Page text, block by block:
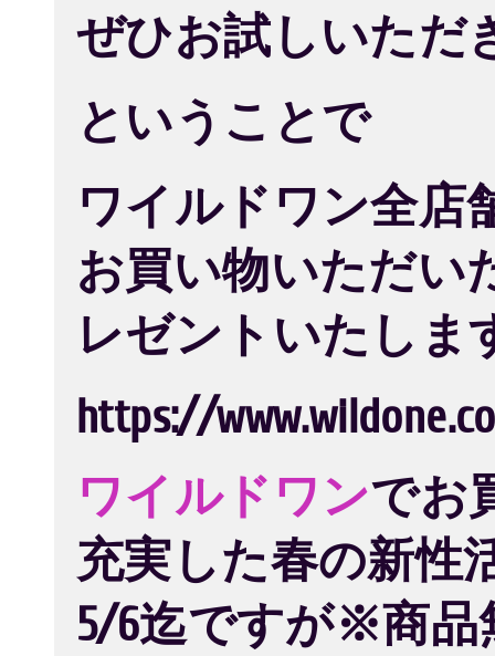
ぜひお試しいただ
ということで
ワイルドワン全店
お買い物いただい
レゼントいたしま
https://
ワイルドワンでお
充実した春の新性
5/6迄ですが※商品